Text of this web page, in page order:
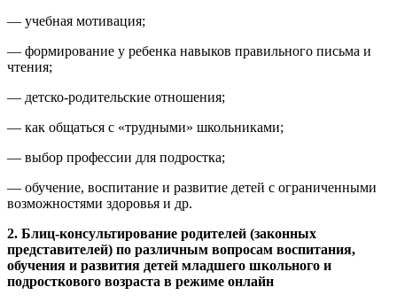
— учебная мотивация;
— формирование у ребенка навыков правильного письма и
чтения;
— детско-родительские отношения;
— как общаться с «трудными» школьниками;
— выбор профессии для подростка;
— обучение, воспитание и развитие детей с ограниченными
возможностями здоровья и др.
2. Блиц-консультирование родителей (законных
представителей) по различным вопросам воспитания,
обучения и развития детей младшего школьного и
подросткового возраста в режиме онлайн